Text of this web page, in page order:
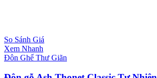
So Sánh Giá
Xem Nhanh
Đôn Ghế Thư Giãn